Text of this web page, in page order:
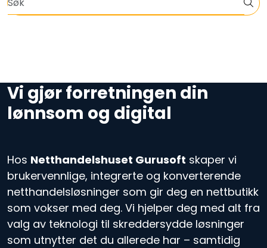
Skip to main content
Vi gjør forretningen din
lønnsom og digital
Hos Netthandelshuset Gurusoft skaper vi
brukervennlige, integrerte og konverterende
netthandelsløsninger som gir deg en nettbutikk
som vokser med deg. Vi hjelper deg med alt fra
valg av teknologi til skreddersydde løsninger
som utnytter det du allerede har – samtidig
Planer og priser
Om oss
Faginnhold